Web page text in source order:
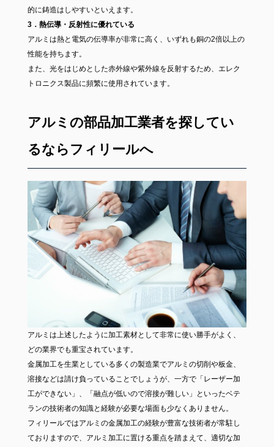
的に鋳造はしやすいといえます。
3．熱伝導・反射性に優れている
アルミは熱と電気の伝導率が非常に高く、いずれも銅の2倍以上の
性能を持ちます。
また、光をはじめとした赤外線や紫外線を反射するため、エレク
トロニクス製品に頻繁に使用されています。
アルミの部品加工業者を探してい
るならフィリールへ
アルミは上述したように加工素材として非常に使い勝手がよく、
どの業界でも重宝されています。
金属加工を生業としている多くの製造業でアルミの切削や板金、
溶接などは請け負っていることでしょうが、一方で「レーザー加
工ができない」、「融点が低いので溶接が難しい」といったベテ
ランの技術者の知識と経験が必要な場面も少なくありません。
フィリールではアルミの金属加工の経験が豊富な技術者が常駐し
ておりますので、アルミ加工に置ける重点を踏まえて、適切な加